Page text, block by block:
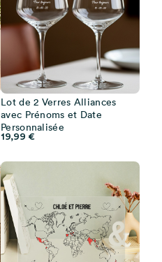
Lot de 2 Verres Alliances
avec Prénoms et Date
Personnalisée
19,99 €